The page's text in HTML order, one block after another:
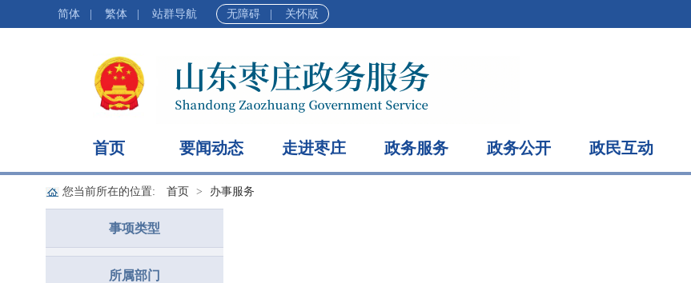
简体 繁体 站群导航 无障碍 关怀版
首页 要闻动态 走进枣庄 政务服务 政务公开 政民互动
您当前所在的位置: 首页 办事服务
事项类型
所属部门